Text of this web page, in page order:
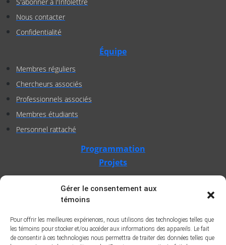
Gérer le consentement aux
témoins
Pour offrir les meilleures expériences, nous utilisons des technologies telles que
les témoins pour stocker et/ou accéder aux informations des appareils. Le fait
de consentir à ces technologies nous permettra de traiter des données telles que
Nous contacter
Confidentialité
Équipe
Membres réguliers
Chercheurs associés
Professionnels associés
Membres étudiants
Personnel rattaché
Programmation
Projets
Documentation
Publications scientifiques